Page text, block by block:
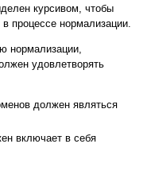
курсивом, чтобы
процессе нормализации.
нормализации,
удовлетворять
должен являться
включает в себя